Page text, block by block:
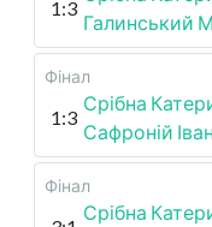
1:3
Галинський
Фінал
1:3
Срібна
Сафроній Іван
Фінал
Срібна